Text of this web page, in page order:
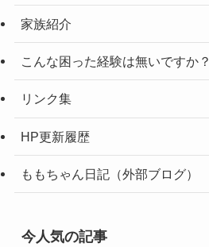
家族紹介
こんな困った経験は無いですか？
リンク集
HP更新履歴
ももちゃん日記（外部ブログ）
今人気の記事